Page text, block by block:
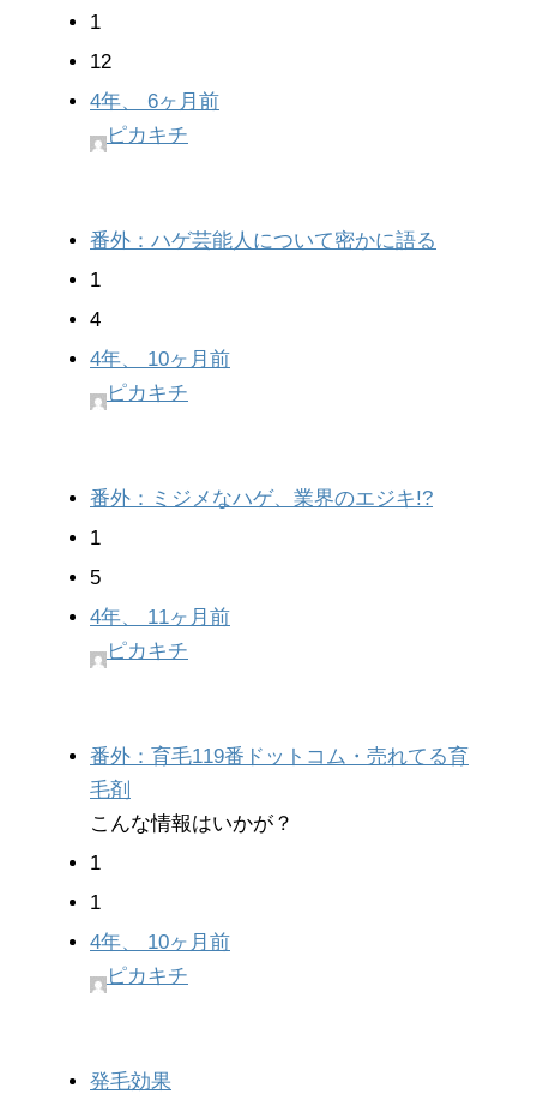
1
12
4年、 6ヶ月前
ピカキチ
番外：ハゲ芸能人について密かに語る
1
4
4年、 10ヶ月前
ピカキチ
番外：ミジメなハゲ、業界のエジキ!?
1
5
4年、 11ヶ月前
ピカキチ
番外：育毛119番ドットコム・売れてる育
毛剤
こんな情報はいかが？
1
1
4年、 10ヶ月前
ピカキチ
発毛効果